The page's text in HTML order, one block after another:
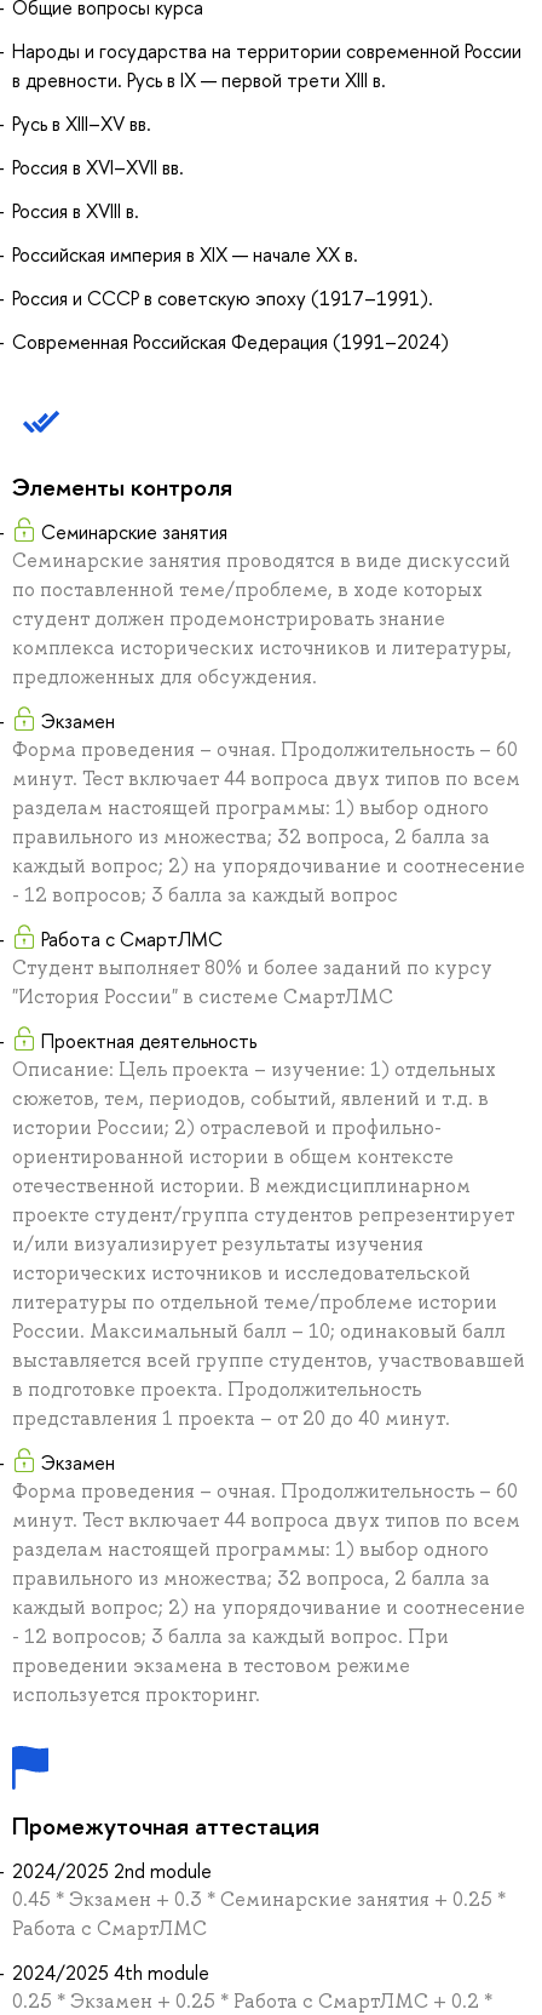
Общие вопросы курса
Народы и государства на территории современной России
в древности. Русь в IX — первой трети XIII в.
Русь в XIII–XV вв.
Россия в XVI–XVII вв.
Россия в XVIII в.
Российская империя в XIX — начале ХХ в.
Россия и СССР в советскую эпоху (1917–1991).
Современная Российская Федерация (1991–2024)
Элементы контроля
Семинарские занятия
Семинарские занятия проводятся в виде дискуссий
по поставленной теме/проблеме, в ходе которых
студент должен продемонстрировать знание
комплекса исторических источников и литературы,
предложенных для обсуждения.
Экзамен
Форма проведения – очная. Продолжительность – 60
минут. Тест включает 44 вопроса двух типов по всем
разделам настоящей программы: 1) выбор одного
правильного из множества; 32 вопроса, 2 балла за
каждый вопрос; 2) на упорядочивание и соотнесение
- 12 вопросов; 3 балла за каждый вопрос
Работа с СмартЛМС
Студент выполняет 80% и более заданий по курсу
"История России" в системе СмартЛМС
Проектная деятельность
Описание: Цель проекта – изучение: 1) отдельных
сюжетов, тем, периодов, событий, явлений и т.д. в
истории России; 2) отраслевой и профильно-
ориентированной истории в общем контексте
отечественной истории. В междисциплинарном
проекте студент/группа студентов репрезентирует
и/или визуализирует результаты изучения
исторических источников и исследовательской
литературы по отдельной теме/проблеме истории
России. Максимальный балл – 10; одинаковый балл
выставляется всей группе студентов, участвовавшей
в подготовке проекта. Продолжительность
представления 1 проекта – от 20 до 40 минут.
Экзамен
Форма проведения – очная. Продолжительность – 60
минут. Тест включает 44 вопроса двух типов по всем
разделам настоящей программы: 1) выбор одного
правильного из множества; 32 вопроса, 2 балла за
каждый вопрос; 2) на упорядочивание и соотнесение
- 12 вопросов; 3 балла за каждый вопрос. При
проведении экзамена в тестовом режиме
используется прокторинг.
Промежуточная аттестация
2024/2025 2nd module
0.45 * Экзамен + 0.3 * Семинарские занятия + 0.25 *
Работа с СмартЛМС
2024/2025 4th module
0.25 * Экзамен + 0.25 * Работа с СмартЛМС + 0.2 *